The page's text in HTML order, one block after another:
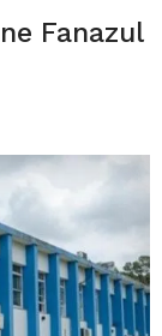
Fanazul